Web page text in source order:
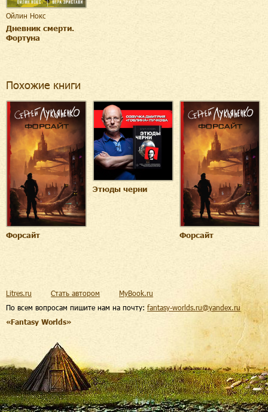
Ойлин Нокс
Дневник смерти.
Фортуна
Похожие книги
Форсайт
Этюды черни
Форсайт
По всем вопросам пишите нам на почту: fantasy-worlds.ru@yandex.ru
«Fantasy Worlds»
Litres.ru Стать автором MyBook.ru